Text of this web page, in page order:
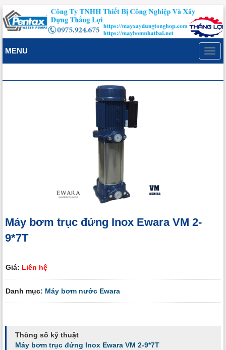
MENU
Máy bơm trục đứng Inox Ewara VM 2-
9*7T
Giá: Liên hệ
Danh mục: Máy bơm nước Ewara
Thông số kỹ thuật
Máy bơm trục đứng Inox Ewara VM 2-9*7T